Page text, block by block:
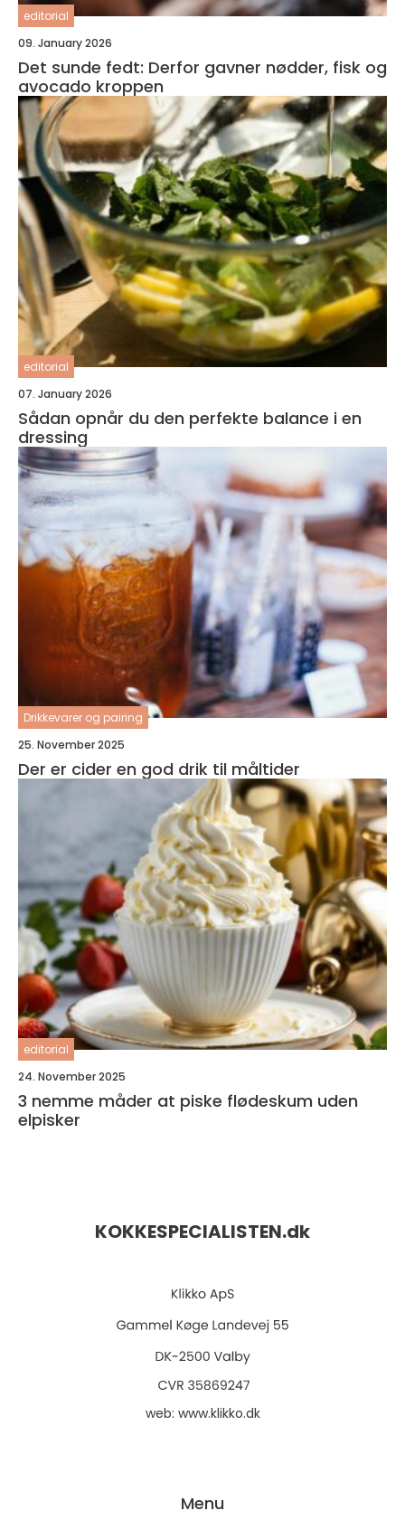
editorial
09. January 2026
Det sunde fedt: Derfor gavner nødder, fisk og
avocado kroppen
editorial
07. January 2026
Sådan opnår du den perfekte balance i en
dressing
Drikkevarer og pairing
25. November 2025
Der er cider en god drik til måltider
editorial
24. November 2025
3 nemme måder at piske flødeskum uden
elpisker
KOKKESPECIALISTEN.dk
web: www.klikko.dk
Menu